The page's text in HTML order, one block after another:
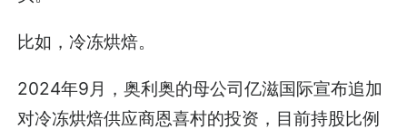
比如，冷冻烘焙。
2024年9月，奥利奥的母公司亿滋国际宣布追加
对冷冻烘焙供应商恩喜村的投资，目前持股比例